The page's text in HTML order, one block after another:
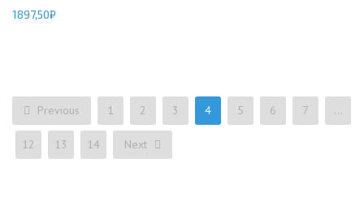
1897,50₽
Previous 1 2 3 4 5 6 7 …
12 13 14 Next